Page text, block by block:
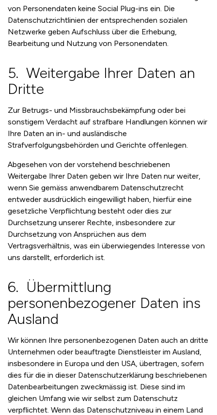
von Personendaten keine Social Plug-ins ein. Die
Datenschutzrichtlinien der entsprechenden sozialen
Netzwerke geben Aufschluss über die Erhebung,
Bearbeitung und Nutzung von Personendaten.
Weitergabe Ihrer Daten an
Dritte
Zur Betrugs- und Missbrauchsbekämpfung oder bei
sonstigem Verdacht auf strafbare Handlungen können wir
Ihre Daten an in- und ausländische
Strafverfolgungsbehörden und Gerichte offenlegen.
Abgesehen von der vorstehend beschriebenen
Weitergabe Ihrer Daten geben wir Ihre Daten nur weiter,
wenn Sie gemäss anwendbarem Datenschutzrecht
entweder ausdrücklich eingewilligt haben, hierfür eine
gesetzliche Verpflichtung besteht oder dies zur
Durchsetzung unserer Rechte, insbesondere zur
Durchsetzung von Ansprüchen aus dem
Vertragsverhältnis, was ein überwiegendes Interesse von
uns darstellt, erforderlich ist.
Übermittlung
personenbezogener Daten ins
Ausland
Wir können Ihre personenbezogenen Daten auch an dritte
Unternehmen oder beauftragte Dienstleister im Ausland,
insbesondere in Europa und den USA, übertragen, sofern
dies für die in dieser Datenschutzerklärung beschriebenen
Datenbearbeitungen zweckmässig ist. Diese sind im
gleichen Umfang wie wir selbst zum Datenschutz
verpflichtet. Wenn das Datenschutzniveau in einem Land